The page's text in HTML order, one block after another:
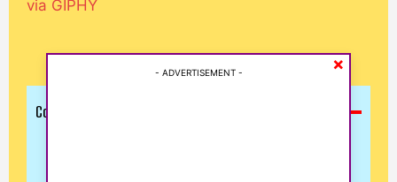
I've read and accept the
via GIPHY
Comida y Bebidas
- ADVERTISEMENT - ×